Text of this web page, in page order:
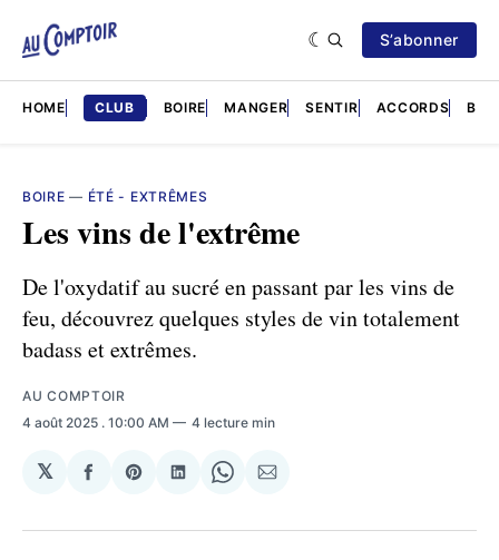
S’abonner
HOME CLUB BOIRE MANGER SENTIR ACCORDS
BOIRE — ÉTÉ - EXTRÊMES
Les vins de l'extrême
De l'oxydatif au sucré en passant par les vins de
feu, découvrez quelques styles de vin totalement
badass et extrêmes.
AU COMPTOIR
4 août 2025 . 10:00 AM 4 lecture min
𝕏
Partager
Facebook
Share
Pinterest
Partager
LinkedIn
Share
WhatsApp
Partager
Courriel